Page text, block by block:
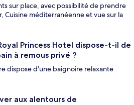
sur place, avec possibilité de prendre
Cuisine méditerranéenne et vue sur la
Princess Hotel dispose-t-il de
à remous privé ?
dispose d'une baignoire relaxante
aux alentours de